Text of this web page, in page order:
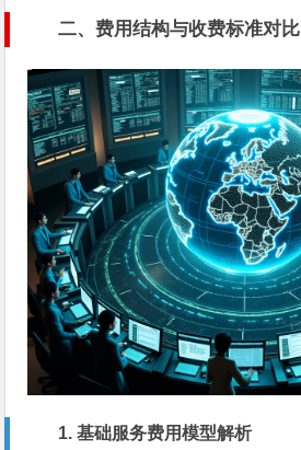
二、费用结构与收费标准对比
1. 基础服务费用模型解析